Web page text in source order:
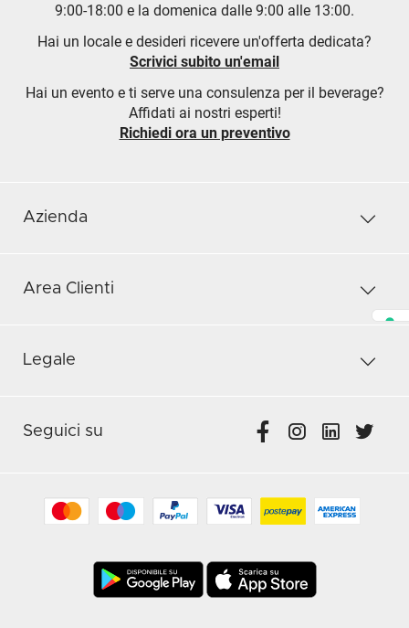
9:00-18:00 e la domenica dalle 9:00 alle 13:00.
Hai un locale e desideri ricevere un'offerta dedicata?
Scrivici subito un'email
Hai un evento e ti serve una consulenza per il beverage?
Affidati ai nostri esperti!
Richiedi ora un preventivo
Azienda
Area Clienti
Legale
Seguici su